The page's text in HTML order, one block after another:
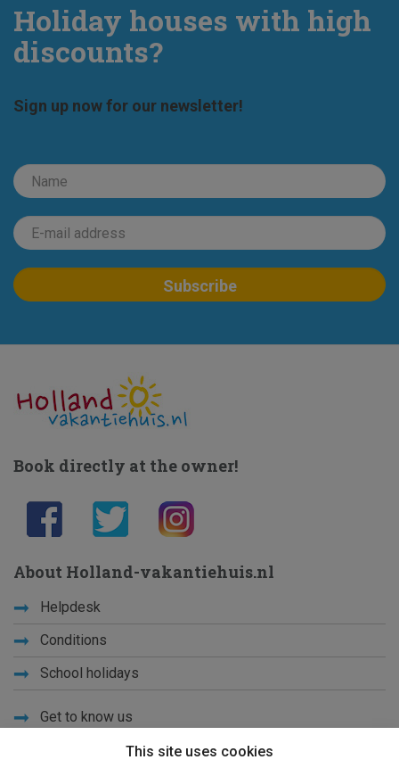
Holiday houses with high
discounts?
Sign up now for our newsletter!
This site uses cookies
Book directly at the owner!
About Holland-vakantiehuis.nl
Helpdesk
Conditions
School holidays
Get to know us